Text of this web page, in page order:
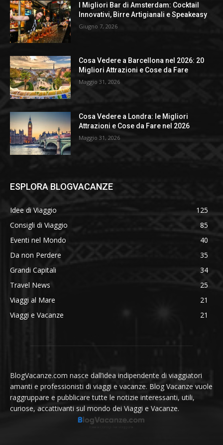
I Migliori Bar di Amsterdam: Cocktail
Innovativi, Birre Artigianali e Speakeasy
Giugno 7, 2026
Cosa Vedere a Barcellona nel 2026: 20
Migliori Attrazioni e Cose da Fare
Maggio 31, 2026
Cosa Vedere a Londra: le Migliori
Attrazioni e Cose da Fare nel 2026
Maggio 31, 2026
ESPLORA BLOGVACANZE
Idee di Viaggio
125
Consigli di Viaggio
85
Eventi nel Mondo
40
Da non Perdere
35
Grandi Capitali
34
Travel News
25
Viaggi al Mare
21
Viaggi e Vacanze
21
BlogVacanze.com nasce dall’idea indipendente di viaggiatori
amanti e professionisti di viaggi e vacanze. Blog Vacanze vuole
raggruppare e pubblicare tutte le notizie interessanti, utili,
curiose, accattivanti sul mondo dei Viaggi e Vacanze.